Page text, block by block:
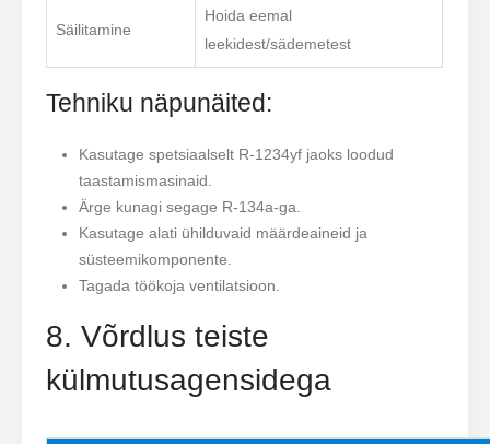
Säilitamine
Hoida eemal
leekidest/sädemetest
Tehniku ​​näpunäited:
Kasutage spetsiaalselt R-1234yf jaoks loodud
taastamismasinaid.
Ärge kunagi segage R-134a-ga.
Kasutage alati ühilduvaid määrdeaineid ja
süsteemikomponente.
Tagada töökoja ventilatsioon.
8. Võrdlus teiste
külmutusagensidega